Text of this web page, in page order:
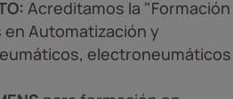
Acreditamos la "Formación
Automatización y
electroneumáticos